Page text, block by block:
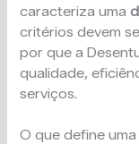
caracteriza uma
critérios devem
por que a
qualidade,
serviços.
O que define